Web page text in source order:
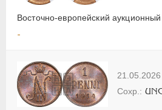
Восточно-европейский
-
21.05.2026